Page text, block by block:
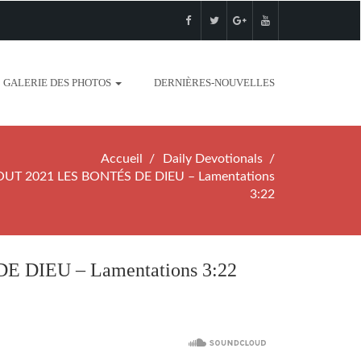
GALERIE DES PHOTOS DERNIÈRES-NOUVELLES
Accueil
Daily Devotionals
2021 LES BONTÉS DE DIEU – Lamentations
3:22
DIEU – Lamentations 3:22